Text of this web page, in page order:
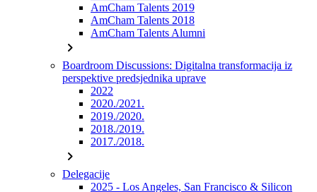
AmCham Talents 2019
AmCham Talents 2018
AmCham Talents Alumni
chevron_right
Boardroom Discussions: Digitalna transformacija iz
perspektive predsjednika uprave
2022
2020./2021.
2019./2020.
2018./2019.
2017./2018.
chevron_right
Delegacije
2025 - Los Angeles, San Francisco & Silicon